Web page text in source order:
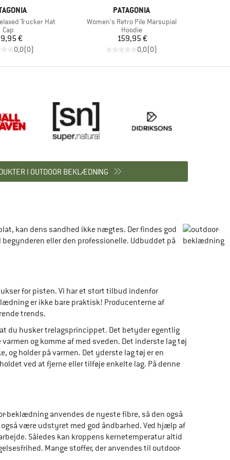
Trucker Hat
Produktgruppe
Cap
Pris€
0,0(0)
MÆRKE
PATAGONIA
Artikel
Women's Retro Pile Marsupial
Produktgruppe
Hoodie
Pris
159,95 €
0,0(0)
I OUTDOOR BEKLÆDNING
kan dens sandhed ikke nægtes. Der findes god
eller den professionelle. Udbuddet på
for pisten. Vi har et stort tilbud indenfor
er ikke bare praktisk! Producenterne af
trends.
du husker trelagsprincippet. Det betyder egentlig
og komme af med sveden. Det inderste lag tøj
holder på varmen. Det yderste lag tøj er en
ved at fjerne eller tilføje enkelte lag. På denne
beklædning anvendes de nyeste fibre, så den også
være udstyret med god åndbarhed. Ved hjælp af
Således kan kroppens kernetemperatur altid
Mange stoffer, der anvendes til outdoor-